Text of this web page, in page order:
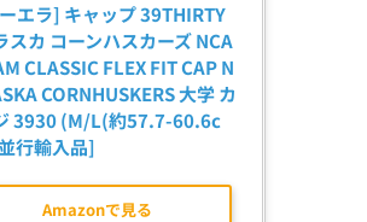
エラ] キャップ 39THIRTY
スカ コーンハスカーズ NCA
CLASSIC FLEX FIT CAP N
CORNHUSKERS 大学 カ
3930 (M/L(約57.7-60.6c
行輸入品]
Amazonで見る